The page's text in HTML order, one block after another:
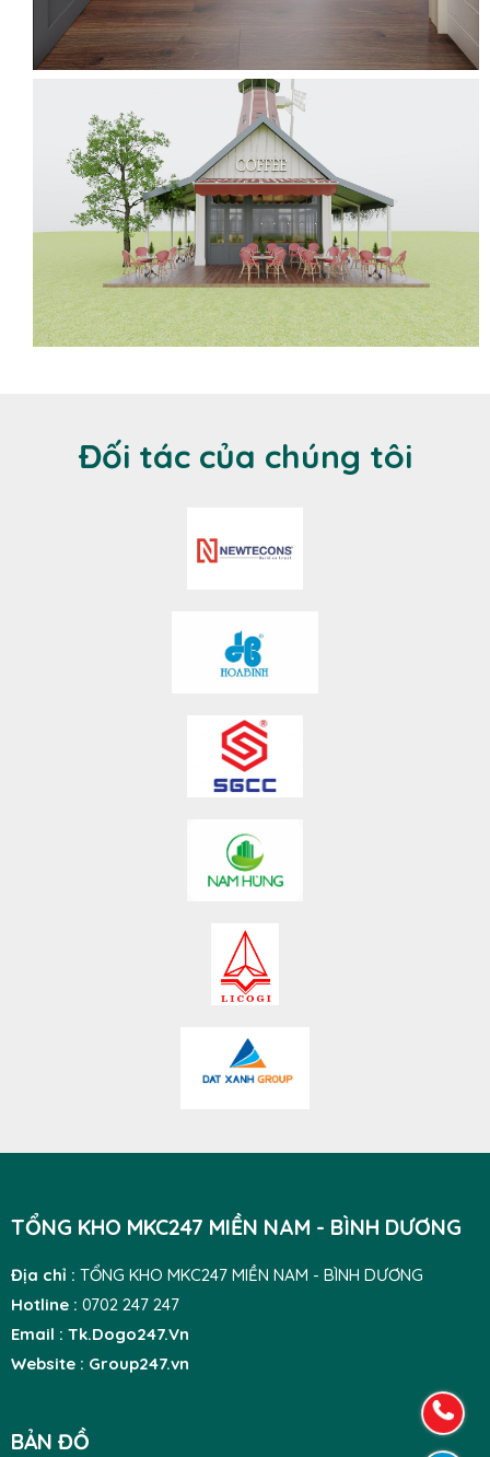
Đối tác của chúng tôi
TỔNG KHO MKC247 MIỀN NAM - BÌNH DƯƠNG
Địa chỉ : TỔNG KHO MKC247 MIỀN NAM - BÌNH DƯƠNG
Hotline : 0702 247 247
Email : Tk.Dogo247.Vn
Website : Group247.vn
BẢN ĐỒ